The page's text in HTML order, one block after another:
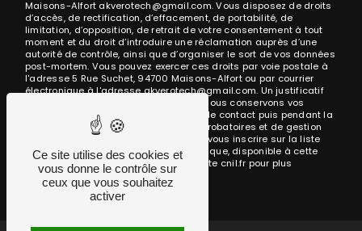
Maisons-Alfort akverotech@gmail.com. Vous disposez de droits
d’accès, de rectification, d’effacement, de portabilité, de
limitation, d’opposition, de retrait de votre consentement à tout
moment et du droit d’introduire une réclamation auprès d’une
autorité de contrôle, ainsi que d’organiser le sort de vos données
post-mortem. Vous pouvez exercer ces droits par voie postale à
l'adresse 5 Rue Suchet, 94700 Maisons-Alfort ou par courrier
électronique à l'adresse akverotech@gmail.com. Un justificatif
d'identité pourra vous être demandé. Nous conservons vos
données pendant la période de prise de contact puis pendant la
durée de prescription légale aux fins probatoires et de gestion
des contentieux. Vous avez le droit de vous inscrire sur la liste
d'opposition au démarchage téléphonique, disponible à cette
adresse: Bloctel.gouv.fr. Consultez le site cnil.fr pour plus
d’informations sur vos droits.
Ce site utilise des cookies et
vous donne le contrôle sur
ceux que vous souhaitez
activer